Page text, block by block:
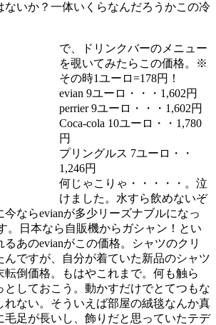
ないか？一体いくらなんだろうかこの冷
で、ドリンクバーのメニュー
を覗いてみたらこの価格。※
その時1ユーロ=178円！
evian 9ユーロ・・・1,602円
perrier 9ユーロ・・・1,602円
Coca-cola 10ユーロ・・1,780
円
プリングルス 7ユーロ・・
1,246円
何じゃこりゃ・・・・・。泣
けました。水すら飲めないぞ
今ならevianが多少リーズナブルになっ
。日本なら自販機からガシャン！とい
あのevianがこの価格。シャツのクリ
んですが、自分が着ていた新品のシャツ
転倒価格。もはやこれまで。何も触ら
としておこう。動かすだけでとてつもな
れない。そういえば部屋の絨毯なんか真
毛足が長いし、飾りだと思っていたテデ